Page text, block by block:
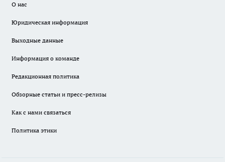
О нас
Юридическая информация
Выходные данные
Информация о команде
Редакционная политика
Обзорные статьи и пресс-релизы
Как с нами связаться
Политика этики